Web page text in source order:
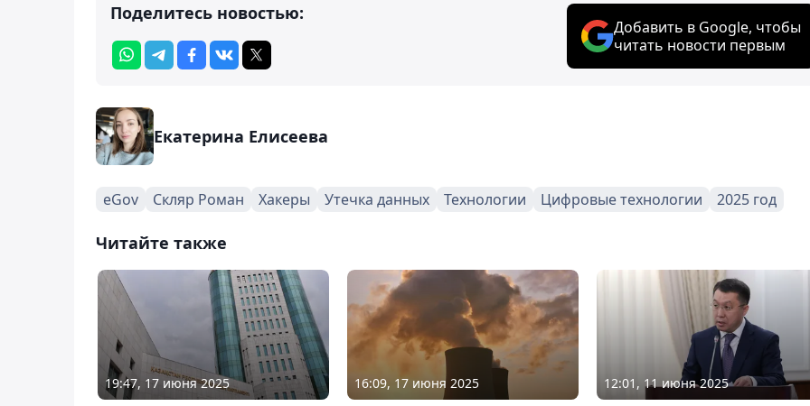
Поделитесь новостью:
Добавить в Google, чтобы
читать новости первым
Екатерина Елисеева
eGov Скляр Роман Хакеры Утечка данных Технологии Цифровые технологии 2025 год
Читайте также
19:47, 17 июня 2025 16:09, 17 июня 2025 12:01, 11 июня 2025